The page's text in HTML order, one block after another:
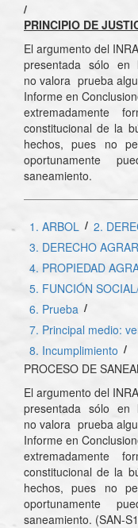
/
PRINCIPIO DE
El argumento del
presentada sólo
no valora prueba
Informe en
extremadamente
constitucional de la
hechos, pues no
oportunamente
saneamiento.
1. ARBOL / 2.
3. DERECHO
4. PROPIEDAD
5. FUNCIÓN
6. Prueba /
7. Principal medio:
8. Incumplimiento /
PROCESO DE
El argumento del
presentada sólo
no valora prueba
Informe en
extremadamente
constitucional de la
hechos, pues no
oportunamente
saneamiento. (SAN-